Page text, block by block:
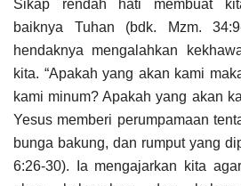
Sikap rendah hati membuat
baiknya Tuhan (bdk. Mzm.
hendaknya mengalahkan
kita. “Apakah yang akan kami
kami minum? Apakah yang akan
Yesus memberi perumpamaan
bunga bakung, dan rumput yang
6:26-30). Ia mengajarkan kita